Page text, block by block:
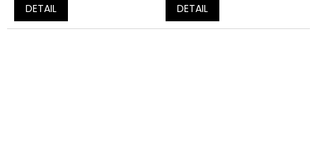
DETAIL DETAIL